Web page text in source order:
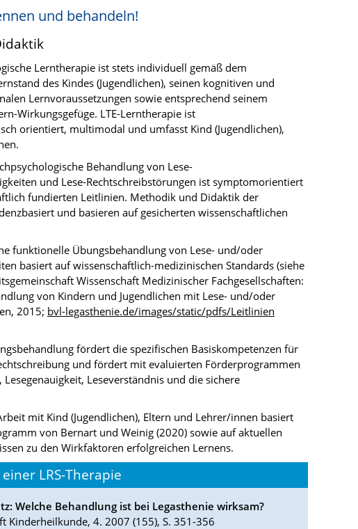
und behandeln!
Lerntherapie ist stets individuell gemäß dem
des Kindes (Jugendlichen), seinen kognitiven und
Lernvoraussetzungen sowie entsprechend seinem
Wirkungsgefüge. LTE-Lerntherapie ist
orientiert, multimodal und umfasst Kind (Jugendlichen),
Behandlung von Lese-
und Lese-Rechtschreibstörungen ist symptomorientiert
fundierten Leitlinien. Methodik und Didaktik der
und basieren auf gesicherten wissenschaftlichen
funktionelle Übungsbehandlung von Lese- und/oder
basiert auf wissenschaftlich-medizinischen Standards (siehe
Wissenschaft Medizinischer Fachgesellschaften:
von Kindern und Jugendlichen mit Lese- und/oder
2015; bvl-legasthenie.de/images/static/pdfs/Leitlinien
fördert die spezifischen Basiskompetenzen für
und fördert mit evaluierten Förderprogrammen
Lesegenauigkeit, Leseverständnis und die sichere
mit Kind (Jugendlichen), Eltern und Lehrer/innen basiert
von Bernart und Weinig (2020) sowie auf aktuellen
zu den Wirkfaktoren erfolgreichen Lernens.
LRS-Therapie
Welche Behandlung ist bei Legasthenie wirksam?
Kinderheilkunde, 4. 2007 (155), S. 351-356